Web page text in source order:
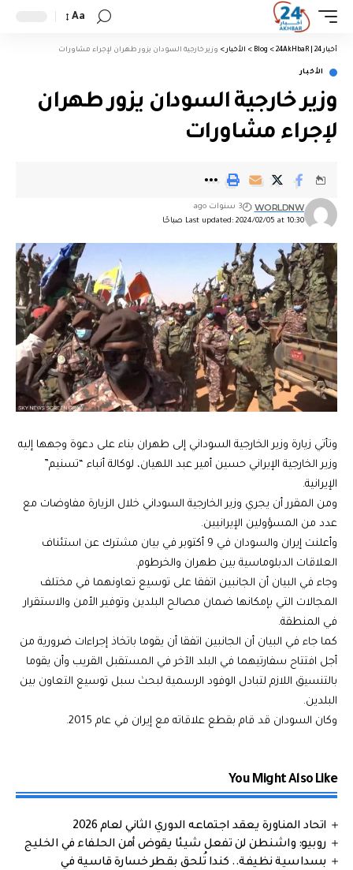
Aa
أخبار 24 | 24AkHbaR >
Blog
> الأخبار > وزير خارجية السودان يزور طهران لإجراء مشاورات
الأخبار
وزير خارجية السودان يزور طهران
لإجراء مشاورات
Last updated: 2024/02/05 at 10:30 صباحًا
WORLDNW 3 سنوات ago
وتأتي زيارة وزير الخارجية السوداني إلى طهران بناء على دعوة وجهها إليه
وزير الخارجية الإيراني حسين أمير عبد اللهيان، لوكالة أنباء “تسنيم”
الإيرانية.
ومن المقرر أن يجري وزير الخارجية السوداني خلال الزيارة مفاوضات مع
عدد من المسؤولين الإيرانيين.
وأعلنت إيران والسودان في 9 أكتوبر في بيان مشترك عن استئناف
العلاقات الدبلوماسية بين طهران والخرطوم.
وجاء في البيان أن الجانبين اتفقا على توسيع تعاونهما في مختلف
المجالات التي بإمكانها ضمان مصالح البلدين وتوفير الأمن والاستقرار
في المنطقة.
كما جاء في البيان أن الجانبين اتفقا أن يقوما باتخاذ إجراءات ضرورية من
أجل افتتاح سفارتيهما في البلد الآخر في المستقبل القريب وأن يقوما
بالتنسيق اللازم لتبادل الوفود الرسمية لبحث سبل توسيع التعاون بين
البلدين.
وكان السودان قد قام بقطع علاقاته مع إيران في عام 2015.
You Might Also Like
اتحاد المناورة يعقد اجتماعه الدوري الثاني لعام 2026
روبيو: واشنطن لن تفعل شيئا يقوض أمن الحلفاء في الخليج
بسداسية نظيفة.. كندا تُلحق بقطر خسارة قاسية في